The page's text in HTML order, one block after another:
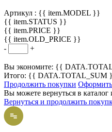
Артикул : {{ item.MODEL }}
{{ item.STATUS }}
{{ item.PRICE }}
{{ item.OLD_PRICE }}
-
+
Вы экономите: {{
Итого: {{ DATA.TOTAL_SUM
Продолжить покупки Оформить
Вы можете вернуться в
Вернуться и продолжить